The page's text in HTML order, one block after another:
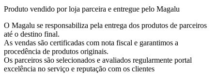
Produto vendido por loja parceira e entregue pelo Magalu
O Magalu se responsabiliza pela entrega dos produtos de parceiros
até o destino final.
As vendas são certificadas com nota fiscal e garantimos a
procedência de produtos originais.
Os parceiros são selecionados e avaliados regularmente portal
excelência no serviço e reputação com os clientes